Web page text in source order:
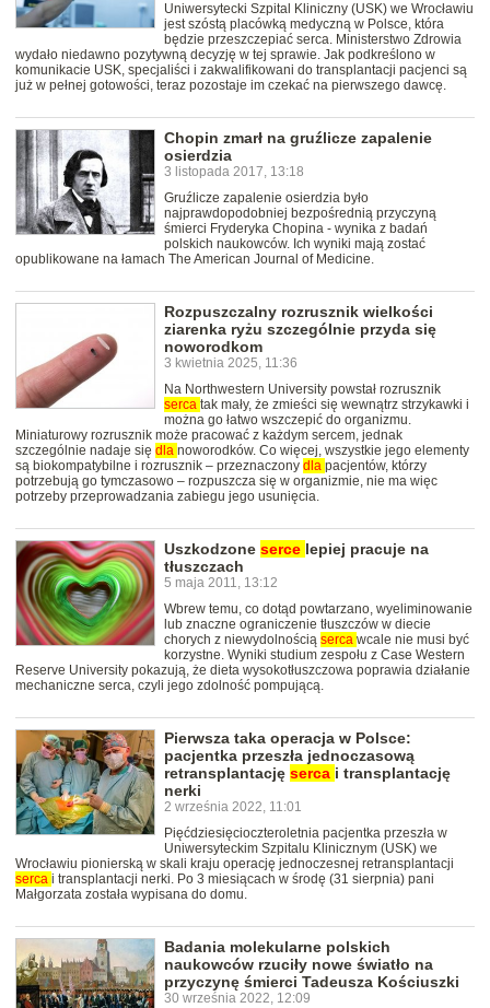
Uniwersytecki Szpital Kliniczny (USK) we Wrocławiu
jest szóstą placówką medyczną w Polsce, która
będzie przeszczepiać serca. Ministerstwo Zdrowia
wydało niedawno pozytywną decyzję w tej sprawie. Jak podkreślono w
komunikacie USK, specjaliści i zakwalifikowani do transplantacji pacjenci są
już w pełnej gotowości, teraz pozostaje im czekać na pierwszego dawcę.
Chopin zmarł na gruźlicze zapalenie
osierdzia
3 listopada 2017, 13:18
Gruźlicze zapalenie osierdzia było
najprawdopodobniej bezpośrednią przyczyną
śmierci Fryderyka Chopina - wynika z badań
polskich naukowców. Ich wyniki mają zostać
opublikowane na łamach The American Journal of Medicine.
Rozpuszczalny rozrusznik wielkości
ziarenka ryżu szczególnie przyda się
noworodkom
3 kwietnia 2025, 11:36
Na Northwestern University powstał rozrusznik
serca tak mały, że zmieści się wewnątrz strzykawki i
można go łatwo wszczepić do organizmu.
Miniaturowy rozrusznik może pracować z każdym sercem, jednak
szczególnie nadaje się dla noworodków. Co więcej, wszystkie jego elementy
są biokompatybilne i rozrusznik – przeznaczony dla pacjentów, którzy
potrzebują go tymczasowo – rozpuszcza się w organizmie, nie ma więc
potrzeby przeprowadzania zabiegu jego usunięcia.
Uszkodzone serce lepiej pracuje na
tłuszczach
5 maja 2011, 13:12
Wbrew temu, co dotąd powtarzano, wyeliminowanie
lub znaczne ograniczenie tłuszczów w diecie
chorych z niewydolnością serca wcale nie musi być
korzystne. Wyniki studium zespołu z Case Western
Reserve University pokazują, że dieta wysokotłuszczowa poprawia działanie
mechaniczne serca, czyli jego zdolność pompującą.
Pierwsza taka operacja w Polsce:
pacjentka przeszła jednoczasową
retransplantację serca i transplantację
nerki
2 września 2022, 11:01
Pięćdziesięcioczteroletnia pacjentka przeszła w
Uniwersyteckim Szpitalu Klinicznym (USK) we
Wrocławiu pionierską w skali kraju operację jednoczesnej retransplantacji
serca i transplantacji nerki. Po 3 miesiącach w środę (31 sierpnia) pani
Małgorzata została wypisana do domu.
Badania molekularne polskich
naukowców rzuciły nowe światło na
przyczynę śmierci Tadeusza Kościuszki
30 września 2022, 12:09